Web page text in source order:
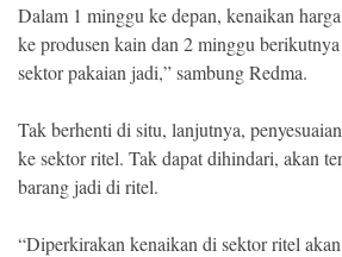
Dalam 1 minggu ke depan, kenaikan
ke produsen kain dan 2 minggu
sektor pakaian jadi,” sambung Redma.
Tak berhenti di situ, lanjutnya,
ke sektor ritel. Tak dapat dihindari, akan
barang jadi di ritel.
“Diperkirakan kenaikan di sektor ritel